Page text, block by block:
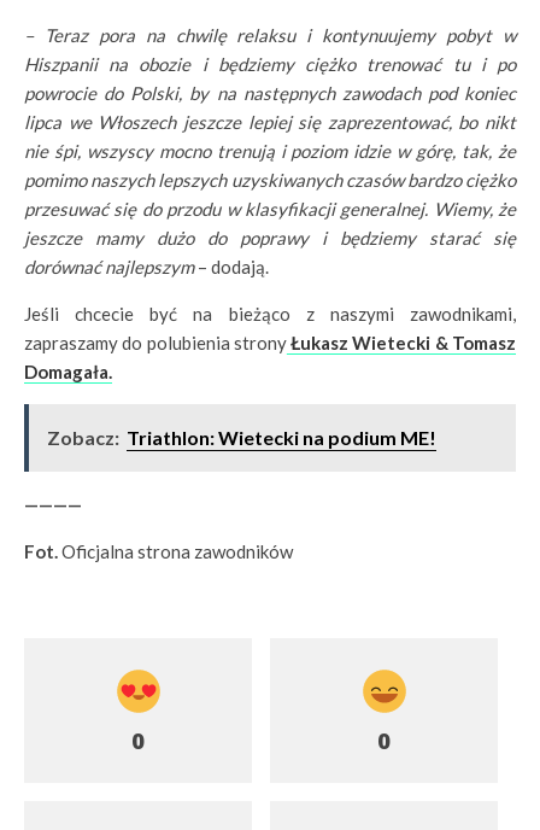
– Teraz pora na chwilę relaksu i kontynuujemy pobyt w
Hiszpanii na obozie i będziemy ciężko trenować tu i po
powrocie do Polski, by na następnych zawodach pod koniec
lipca we Włoszech jeszcze lepiej się zaprezentować, bo nikt
nie śpi, wszyscy mocno trenują i poziom idzie w górę, tak, że
pomimo naszych lepszych uzyskiwanych czasów bardzo ciężko
przesuwać się do przodu w klasyfikacji generalnej. Wiemy, że
jeszcze mamy dużo do poprawy i będziemy starać się
dorównać najlepszym– dodają.
Jeśli chcecie być na bieżąco z naszymi zawodnikami,
zapraszamy do polubienia stronyŁukasz Wietecki & Tomasz
Domagała.
Zobacz: Triathlon: Wietecki na podium ME!
————
Fot. Oficjalna strona zawodników
0 0